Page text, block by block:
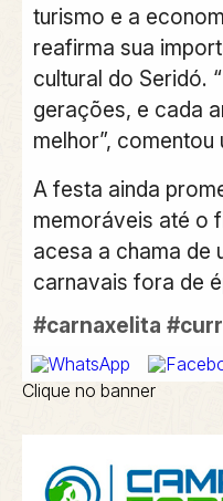
turismo e a
reafirma sua
cultural do Seridó.
gerações, e cada
melhor”,
A festa ainda
memoráveis até o
acesa a chama de
carnavais fora de
#carnaxelita
Clique no banner